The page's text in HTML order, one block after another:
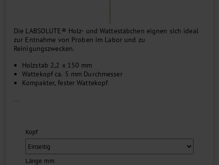
Die LABSOLUTE® Holz- und Wattestäbchen eignen sich ideal
zur Entnahme von Proben im Labor und zu
Reinigungszwecken.
Holzstab 2,2 x 150 mm
Wattekopf ca. 5 mm Durchmesser
Kompakter, fester Wattekopf
...
Kopf
Länge mm